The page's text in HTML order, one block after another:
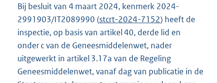
Bij besluit van 4 maart 2024, kenmerk 2024-
2991903/IT2089990 (stcrt-2024-7152) heeft de
inspectie, op basis van artikel 40, derde lid en
onder c van de Geneesmiddelenwet, nader
uitgewerkt in artikel 3.17a van de Regeling
Geneesmiddelenwet, vanaf dag van publicatie in de